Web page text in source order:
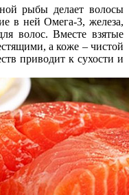
рыбы делает волосы
в ней Омега-3, железа,
волос. Вместе взятые
а коже – чистой
приводит к сухости и